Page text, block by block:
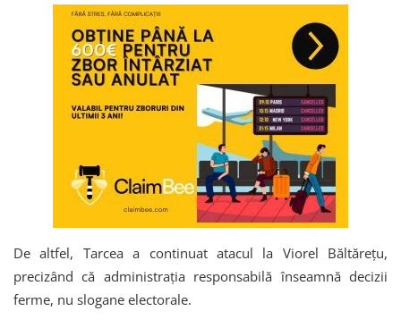
De altfel, Tarcea a continuat atacul la Viorel Băltărețu,
precizând că administrația responsabilă înseamnă decizii
ferme, nu slogane electorale.